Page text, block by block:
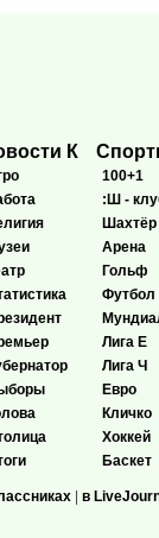
К
100+1
:Ш -
Шахтёр
Арена
Гольф
Футбол
Лига Е
Лига Ч
Евро
Кличко
Хоккей
Баскет
| в